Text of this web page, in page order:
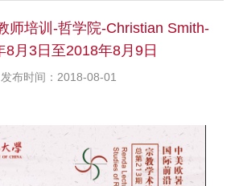
师培训-哲学院-Christian Smith-
8月3日至2018年8月9日
发布时间：2018-08-01